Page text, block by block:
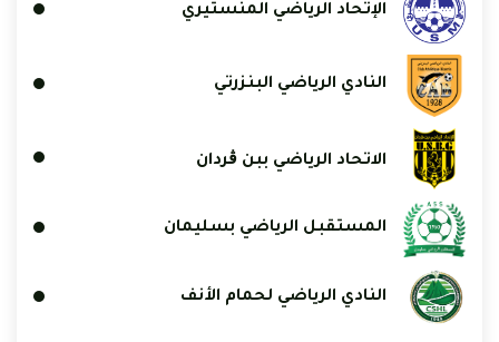
الإتحاد الرياضي المنستيري
النادي الرياضي البنزرتي
الاتحاد الرياضي ببن ڨردان
المستقبل الرياضي بسليمان
النادي الرياضي لحمام الأنف